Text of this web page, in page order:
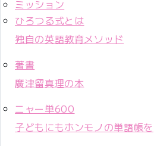
ミッション
ひろつる式とは
独自の英語教育メソッド
著書
廣津留真理の本
ニャー単600
子どもにもホンモノの単語帳を